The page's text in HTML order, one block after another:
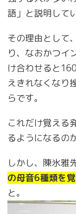
語」と説明して
その理由として
り、なおかつイ
け合わせると
えきれなくなり
らです。
これだけ覚える
るようになるの
しかし、陳氷雅
の母音6種類を
と。